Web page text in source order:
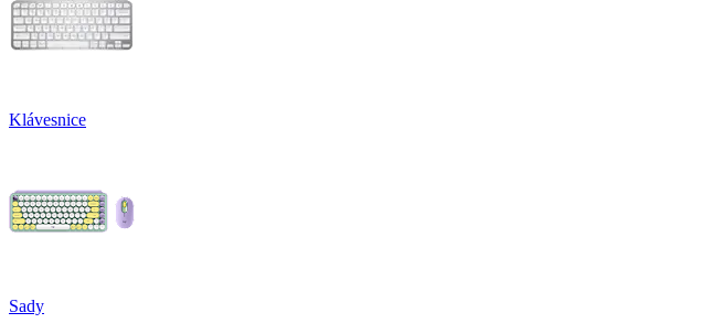
Klávesnice
Sady